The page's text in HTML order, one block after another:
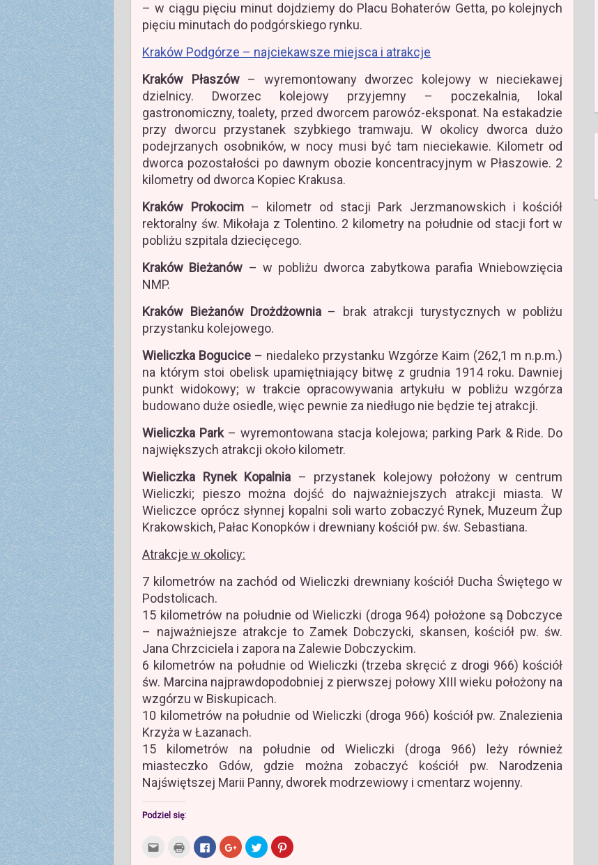
– w ciągu pięciu minut dojdziemy do Placu Bohaterów Getta, po kolejnych
pięciu minutach do podgórskiego rynku.
Kraków Podgórze – najciekawsze miejsca i atrakcje
Kraków Płaszów– wyremontowany dworzec kolejowy w nieciekawej
dzielnicy. Dworzec kolejowy przyjemny – poczekalnia, lokal
gastronomiczny, toalety, przed dworcem parowóz-eksponat. Na estakadzie
przy dworcu przystanek szybkiego tramwaju. W okolicy dworca dużo
podejrzanych osobników, w nocy musi być tam nieciekawie. Kilometr od
dworca pozostałości po dawnym obozie koncentracyjnym w Płaszowie. 2
kilometry od dworca Kopiec Krakusa.
Kraków Prokocim– kilometr od stacji Park Jerzmanowskich i kościół
rektoralny św. Mikołaja z Tolentino. 2 kilometry na południe od stacji fort w
pobliżu szpitala dziecięcego.
Kraków Bieżanów – w pobliżu dworca zabytkowa parafia Wniebowzięcia
NMP.
Kraków Bieżanów Drożdżownia – brak atrakcji turystycznych w pobliżu
przystanku kolejowego.
Wieliczka Bogucice – niedaleko przystanku Wzgórze Kaim (262,1 m n.p.m.)
na którym stoi obelisk upamiętniający bitwę z grudnia 1914 roku. Dawniej
punkt widokowy; w trakcie opracowywania artykułu w pobliżu wzgórza
budowano duże osiedle, więc pewnie za niedługo nie będzie tej atrakcji.
Wieliczka Park– wyremontowana stacja kolejowa; parking Park & Ride. Do
największych atrakcji około kilometr.
Wieliczka Rynek Kopalnia – przystanek kolejowy położony w centrum
Wieliczki; pieszo można dojść do najważniejszych atrakcji miasta. W
Wieliczce oprócz słynnej kopalni soli warto zobaczyć Rynek, Muzeum Żup
Krakowskich, Pałac Konopków i drewniany kościół pw. św. Sebastiana.
Atrakcje w okolicy:
7 kilometrów na zachód od Wieliczki drewniany kościół Ducha Świętego w
Podstolicach.
15 kilometrów na południe od Wieliczki (droga 964) położone są Dobczyce
– najważniejsze atrakcje to Zamek Dobczycki, skansen, kościół pw. św.
Jana Chrzciciela i zapora na Zalewie Dobczyckim.
6 kilometrów na południe od Wieliczki (trzeba skręcić z drogi 966) kościół
św. Marcina najprawdopodobniej z pierwszej połowy XIII wieku położony na
wzgórzu w Biskupicach.
10 kilometrów na południe od Wieliczki (droga 966) kościół pw. Znalezienia
Krzyża w Łazanach.
15 kilometrów na południe od Wieliczki (droga 966) leży również
miasteczko Gdów, gdzie można zobaczyć kościół pw. Narodzenia
Najświętszej Marii Panny, dworek modrzewiowy i cmentarz wojenny.
Podziel się:
K
l
K
l
U
d
U
d